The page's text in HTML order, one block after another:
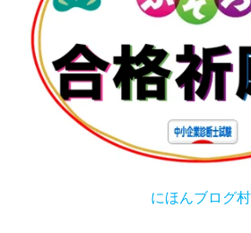
にほんブログ村